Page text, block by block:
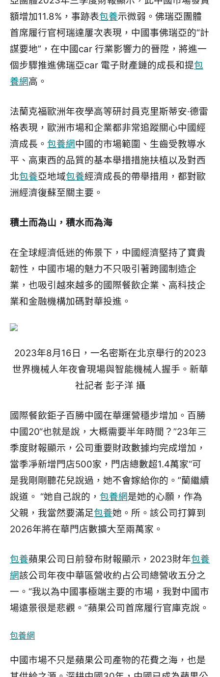
額增加11.8%，事跡表包養示微弱。佛瑞亞團體
首席履行官柯瑞達屢次表現，中國事佛瑞亞的“計
謀要地”，在中國car 行業影響力的晉陞，將進一
個步驟推進佛瑞亞car 電子財產鏈的成長和提包
養網高。
法蘭克福歐洲年夜學高等研討員克里斯蒂安·德雷
格表現，歐洲市場和企業都非常追蹤關心中國經
濟成長。 包養網中國的市場範圍、生齒受教導水
平、高東西的品質的基本舉措措施扶植以及對西
北包養亞地域包養經濟成長的帶舉措用，都對歐
洲經濟復蘇至關主要。
積土而為山，積水而為海
在全球經濟低迷的佈景下，中國經濟堅持了寶貴
韌性，中國市場的魅力不只吸引著跨國制造企
業，也吸引越來越多的國際餐飲企業、高科技企
業和金融機構加碼對華投進。
2023年8月16日，一名密斯在北京舉行的2023
世界機械人年夜會現場與智能機械人握手。新華
社記者 彭子洋 攝
國際餐飲鉅子百勝中國在華運營穩步增加。百勝
中國20“也就是說，大概需要半年時間？”23年三
季度財報顯示，公司重要財政數據均完成增加，
當季凈新增門店500家，門店總數超1.4萬家“可
是我剛剛聽花兒說過，她不會嫁給你的。”蘭繼續
說道。 “她自己說的， 包養網是她的心願，作為
父親，我當然要滿足包養她。所。該公司打算到
2026年將在華門店數擴大至兩萬家。
包養蘋果公司日前發布財報顯示，2023財年包養
網該公司年夜中華區營收約占公司總營收五分之
一。“我以為中國事極端主要的市場，我對中國市
場遠景很是悲觀。”蘋果公司首席履行官庫克說。
包養網
中國市場不只是蘋果公司產物的花費之海，也是